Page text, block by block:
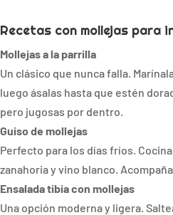
Recetas con mollejas para
Mollejas a la parrilla
Un clásico que nunca falla.
luego ásalas hasta que estén
pero jugosas por dentro.
Guiso de mollejas
Perfecto para los días fríos.
zanahoria y vino blanco.
Ensalada tibia con mollejas
Una opción moderna y ligera.